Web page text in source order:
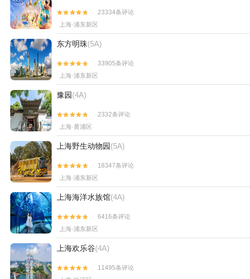


23334条评论
上海·浦东新区
东方明珠(5A)


33905条评论
上海·浦东新区
豫园(4A)


2332条评论
上海·黄浦区
上海野生动物园(5A)


18347条评论
上海·浦东新区
上海海洋水族馆(4A)


6416条评论
上海·浦东新区
上海欢乐谷(4A)


11495条评论